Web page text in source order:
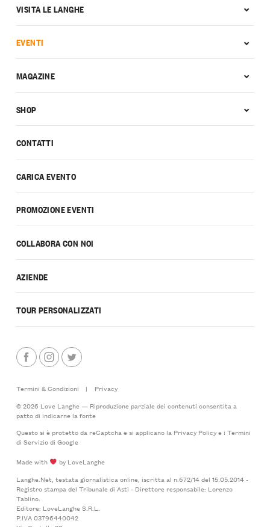
CONTATTI
CARICA EVENTO
PROMOZIONE EVENTI
COLLABORA CON NOI
AZIENDE
TOUR PERSONALIZZATI
VISITA LE LANGHE
EVENTI
MAGAZINE
SHOP
Termini & Condizioni |
Privacy
© 2026 Love Langhe — Riproduzione parziale dei contenuti consentita a
patto di indicarne la fonte
Questo si è protetto da reCaptcha e si applicano la Privacy Policye i Termini
di Serviziodi Google
Made with
by LoveLanghe
Langhe.Net, testata giornalistica online, iscritta al n.672/14 del 15.05.2014 -
Registro stampa del Tribunale di Asti - Direttore responsabile: Lorenzo
Tablino.
Editore: LoveLanghe S.R.L.
P.IVA 03796440042